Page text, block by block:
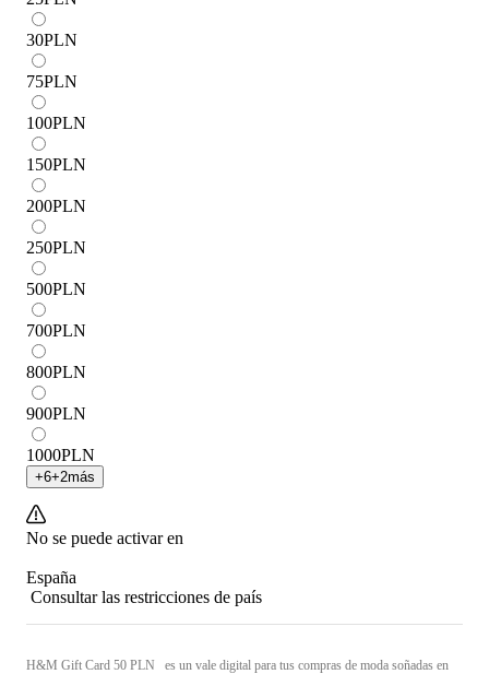
30PLN
75PLN
100PLN
150PLN
200PLN
250PLN
500PLN
700PLN
800PLN
900PLN
1000PLN
+6+2más
No se puede activar en
España
Consultar las restricciones de país
H&M Gift Card 50 PLN es un vale digital para tus compras de moda soñadas en